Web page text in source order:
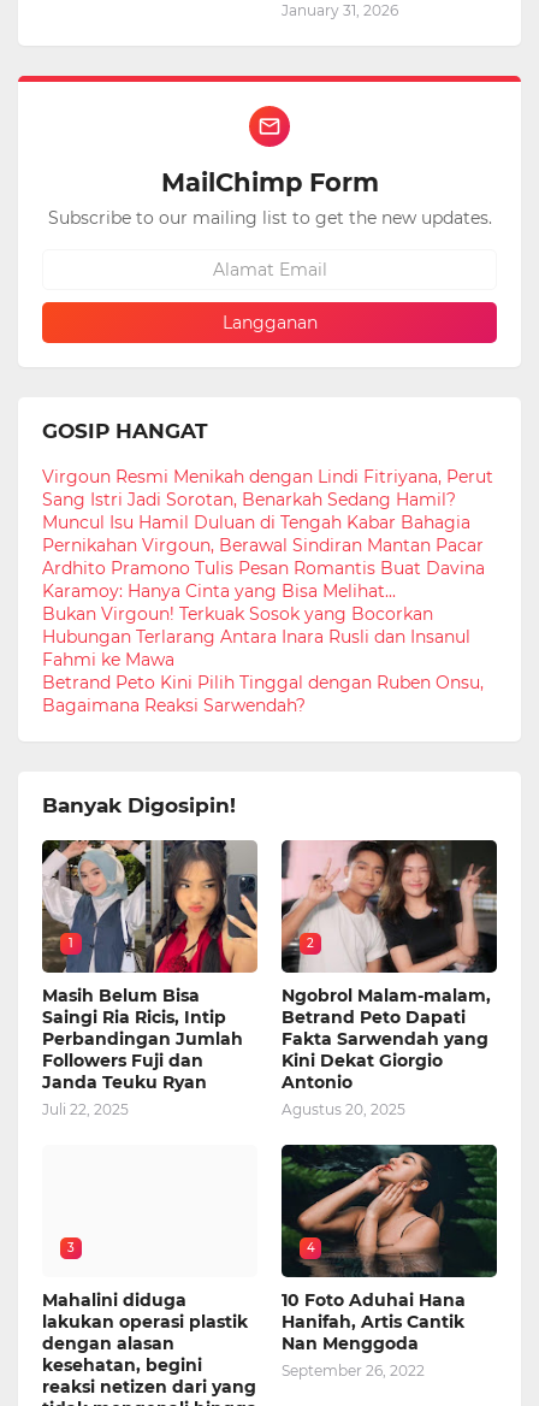
January 31, 2026
MailChimp Form
Subscribe to our mailing list to get the new updates.
GOSIP HANGAT
Virgoun Resmi Menikah dengan Lindi Fitriyana, Perut
Sang Istri Jadi Sorotan, Benarkah Sedang Hamil?
Muncul Isu Hamil Duluan di Tengah Kabar Bahagia
Pernikahan Virgoun, Berawal Sindiran Mantan Pacar
Ardhito Pramono Tulis Pesan Romantis Buat Davina
Karamoy: Hanya Cinta yang Bisa Melihat...
Bukan Virgoun! Terkuak Sosok yang Bocorkan
Hubungan Terlarang Antara Inara Rusli dan Insanul
Fahmi ke Mawa
Betrand Peto Kini Pilih Tinggal dengan Ruben Onsu,
Bagaimana Reaksi Sarwendah?
Banyak Digosipin!
1
Masih Belum Bisa
Saingi Ria Ricis, Intip
Perbandingan Jumlah
Followers Fuji dan
Janda Teuku Ryan
Juli 22, 2025
2
Ngobrol Malam-malam,
Betrand Peto Dapati
Fakta Sarwendah yang
Kini Dekat Giorgio
Antonio
Agustus 20, 2025
3
Mahalini diduga
lakukan operasi plastik
dengan alasan
kesehatan, begini
reaksi netizen dari yang
4
10 Foto Aduhai Hana
Hanifah, Artis Cantik
Nan Menggoda
September 26, 2022